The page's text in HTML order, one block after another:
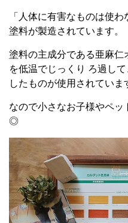
「人体に有害なものは使
塗料が製造されています。
塗料の主成分である亜麻
を低温でじっくり ろ過し
したものが使用されていま
なので小さなお子様やペッ
◎